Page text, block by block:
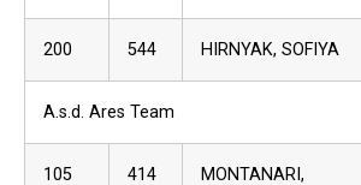
200 544 HIRNYAK, SOFIYA
A.s.d. Ares Team
105 414
MONTANARI,